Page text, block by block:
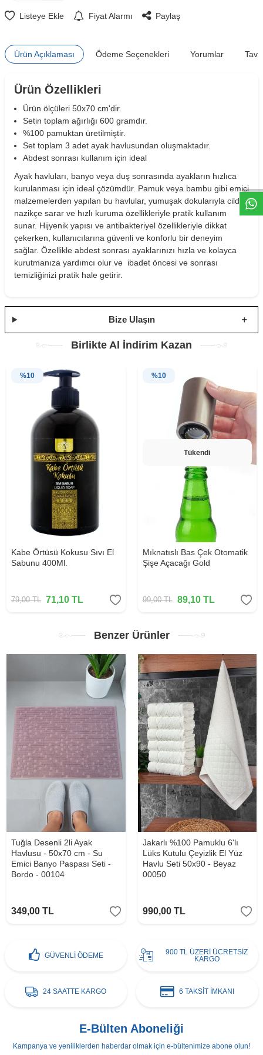
Listeye Ekle Fiyat Alarmı Paylaş
Ürün Açıklaması Ödeme Seçenekleri Yorumlar
Ürün Özellikleri
Ürün ölçüleri 50x70 cm'dir.
Setin toplam ağırlığı 600 gramdır.
%100 pamuktan üretilmiştir.
Set toplam 3 adet ayak havlusundan oluşmaktadır.
Abdest sonrası kullanım için ideal
Ayak havluları, banyo veya duş sonrasında ayakların hızlıca
kurulanması için ideal çözümdür. Pamuk veya bambu gibi emici
malzemelerden yapılan bu havlular, yumuşak dokularıyla cildi
nazikçe sarar ve hızlı kuruma özellikleriyle pratik kullanım
sunar. Hijyenik yapısı ve antibakteriyel özellikleriyle dikkat
çekerken, kullanıcılarına güvenli ve konforlu bir deneyim
sağlar. Özellikle abdest sonrası ayaklarınızı hızla ve kolayca
kurutmanıza yardımcı olur ve ibadet öncesi ve sonrası
temizliğinizi pratik hale getirir.
Bize Ulaşın
Birlikte Al İndirim Kazan
%10
Kabe Örtüsü Kokusu Sıvı El
Sabunu 400Ml.
79,00TL 71,10 TL
%10
Tükendi
Mıknatıslı Bas Çek Otomatik
Şişe Açacağı Gold
99,00TL 89,10TL
Benzer Ürünler
Tuğla Desenli 2li Ayak
Havlusu - 50x70 cm - Su
Emici Banyo Paspası Seti -
Bordo - 00104
349,00 TL
Jakarlı %100 Pamuklu 6'lı
Lüks Kutulu Çeyizlik El Yüz
Havlu Seti 50x90 - Beyaz
00050
990,00TL
GÜVENLİ ÖDEME
900 TL ÜZERİ ÜCRETSİZ
KARGO
24 SAATTE KARGO 6 TAKSİT İMKANI
E-Bülten Aboneliği
Kampanya ve yeniliklerden haberdar olmak için e-bültenimize abone olun!